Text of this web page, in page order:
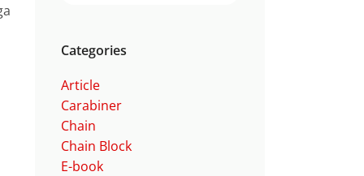
Categories
Article
Carabiner
Chain
Chain Block
E-book